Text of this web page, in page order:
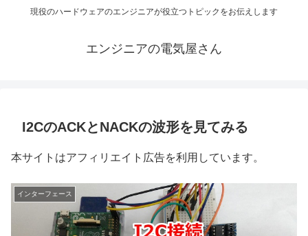
現役のハードウェアのエンジニアが役立つトピックをお伝えします
エンジニアの電気屋さん
I2CのACKとNACKの波形を見てみる
本サイトはアフィリエイト広告を利用しています。
インターフェース